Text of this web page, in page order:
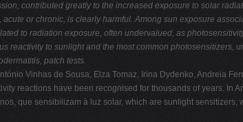
contributed greatly to the increased exposure to solar
or chronic, is clearly harmful. Among sun exposure
to radiation exposure, often undervalued, as
reactivity to sunlight and the most common photosensitizers,
patch tests.
Vinhas de Sousa, Elza Tomaz, Irina Dydenko, Andreia
reactions have been recognised for thousands of years. In
que sensibilizam à luz solar, which are sunlight sensitizers,